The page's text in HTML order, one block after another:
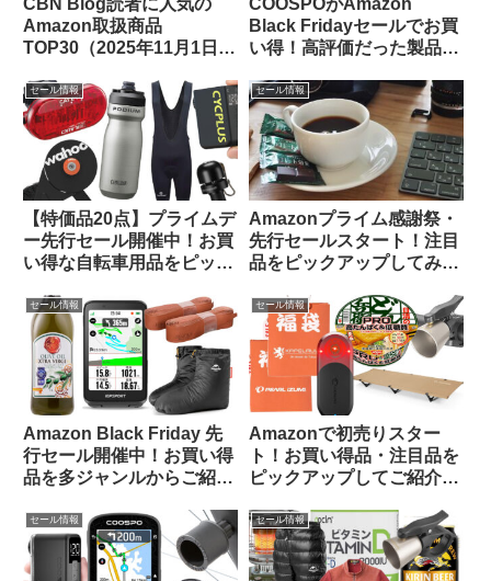
Amazon取扱商品
TOP30（2025年11月1日
Black Fridayセールでお買
い得！高評価だった製品を
Blog限定クーポン情報あ
り】
セール情報
【特価品20点】プライムデ
ー先行セール開催中！お買
い得な自転車用品をピック
セール情報
Amazonプライム感謝祭・
先行セールスタート！注目
品をピックアップしてみま
セール情報
Amazon Black Friday 先
行セール開催中！お買い得
品を多ジャンルからご紹介
日版】
セール情報
Amazonで初売りスター
ト！お買い得品・注目品を
ピックアップしてご紹介し
セール情報 セール情報